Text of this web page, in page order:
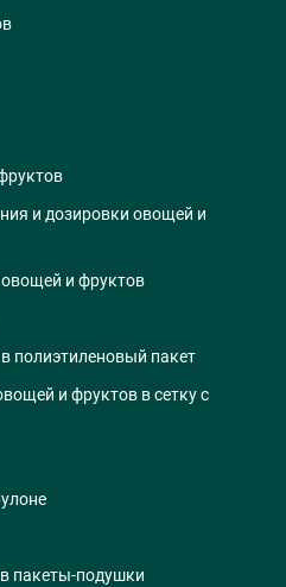
и дозировки овощей и
и фруктов
полиэтиленовый пакет
и фруктов в сетку с
пакеты-подушки